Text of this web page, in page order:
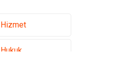
Hizmet
Hukuk